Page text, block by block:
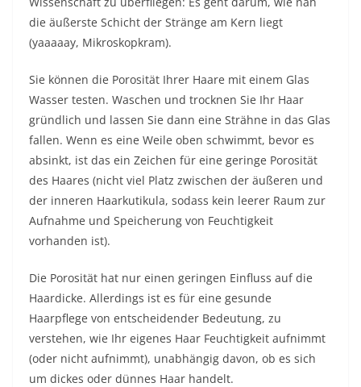
die äußerste Schicht der Stränge am Kern liegt
(yaaaaay, Mikroskopkram).
Sie können die Porosität Ihrer Haare mit einem Glas
Wasser testen. Waschen und trocknen Sie Ihr Haar
gründlich und lassen Sie dann eine Strähne in das Glas
fallen. Wenn es eine Weile oben schwimmt, bevor es
absinkt, ist das ein Zeichen für eine geringe Porosität
des Haares (nicht viel Platz zwischen der äußeren und
der inneren Haarkutikula, sodass kein leerer Raum zur
Aufnahme und Speicherung von Feuchtigkeit
vorhanden ist).
Die Porosität hat nur einen geringen Einfluss auf die
Haardicke. Allerdings ist es für eine gesunde
Haarpflege von entscheidender Bedeutung, zu
verstehen, wie Ihr eigenes Haar Feuchtigkeit aufnimmt
(oder nicht aufnimmt), unabhängig davon, ob es sich
um dickes oder dünnes Haar handelt.